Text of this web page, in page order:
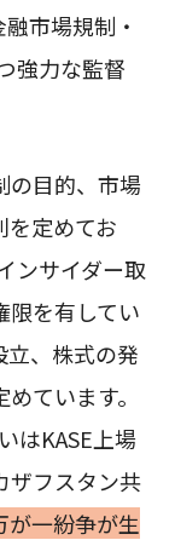
市場規制・
強力な監督
の目的、市場
を定めてお
ンサイダー取
限を有してい
立、株式の発
ています。
はKASE上場
ザフスタン共
が一紛争が生